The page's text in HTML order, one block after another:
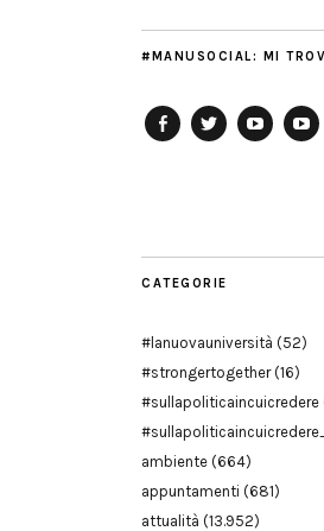
#MANUSOCIAL: MI
CATEGORIE
#lanuovauniversità (52)
#strongertogether(16)
#sullapoliticaincuicredere
ambiente (664)
appuntamenti (681)
attualità (13.952)